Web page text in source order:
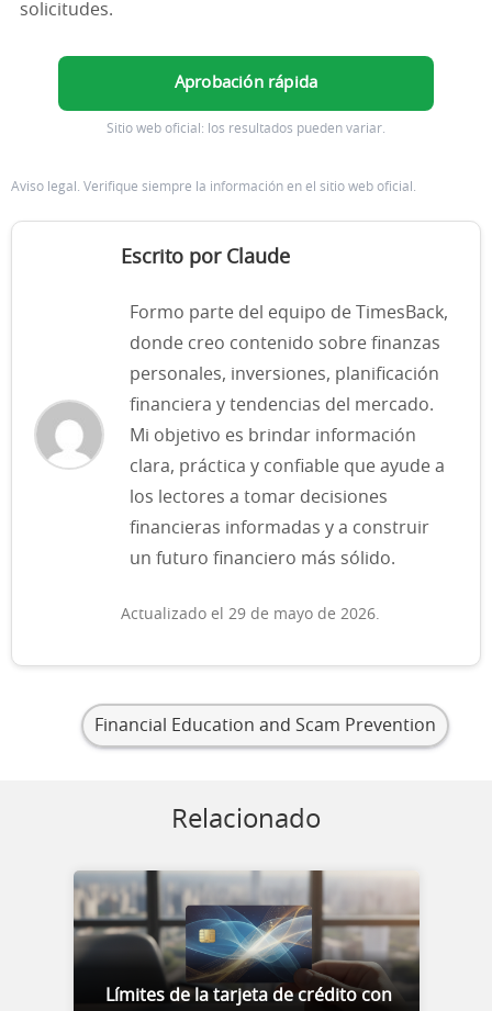
solicitudes.
Aprobación rápida
Sitio web oficial: los resultados pueden variar.
Aviso legal. Verifique siempre la información en el sitio web oficial.
Escrito por Claude
Formo parte del equipo de TimesBack,
donde creo contenido sobre finanzas
personales, inversiones, planificación
financiera y tendencias del mercado.
Mi objetivo es brindar información
clara, práctica y confiable que ayude a
los lectores a tomar decisiones
financieras informadas y a construir
un futuro financiero más sólido.
Actualizado el 29 de mayo de 2026.
Financial Education and Scam Prevention
Relacionado
Límites de la tarjeta de crédito con